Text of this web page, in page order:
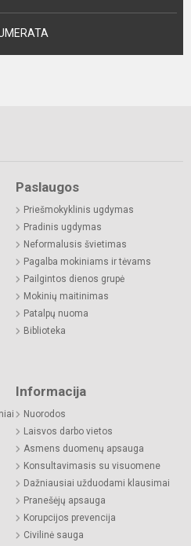
Paslaugos
Priešmokyklinis ugdymas
Pradinis ugdymas
Neformalusis švietimas
Pagalba mokiniams ir tėvams
Pailgintos dienos grupė
Mokinių maitinimas
Patalpų nuoma
Biblioteka
Informacija
Nuorodos
Laisvos darbo vietos
Asmens duomenų apsauga
Konsultavimasis su visuomene
Dažniausiai užduodami klausimai
Pranešėjų apsauga
Korupcijos prevencija
Civilinė sauga